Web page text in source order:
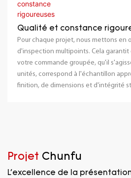
Qualité et constance
Pour chaque projet, nous mettons en
d'inspection multipoints. Cela
votre commande groupée, qu'il
unités, correspond à l'échantillon
finition, de dimensions et d'intégrité
Projet Chunfu
L'excellence de la